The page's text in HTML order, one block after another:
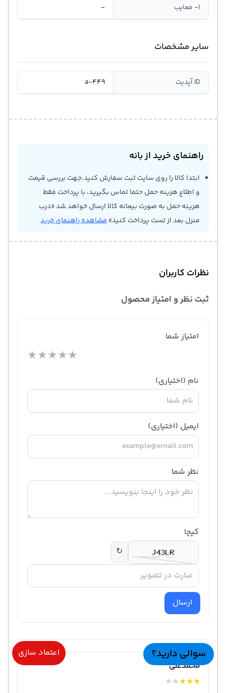
1- معایب -
سایر مشخصات
ID آپدیت a-449
راهنمای خرید از بانه
ابتدا کالا را روی سایت ثبت سفارش کنید.جهت بررسی قیمت
و اطلاع هزینه حمل حتما تماس بگیرید، با پرداخت فقط
هزینه حمل به صورت بیعانه کالا ارسال خواهد شد «درب
منزل بعد از تست پرداخت کنید»مشاهده راهنمای خرید
نظرات کاربران
ثبت نظر و امتیاز محصول
امتیاز شما
★★★★★
نام (اختیاری)
ایمیل (اختیاری)
نظر شما
کپچا
↻
ارسال
محمدعلی
★
★
★
★
★
سوالی دارید؟ اعتماد سازی